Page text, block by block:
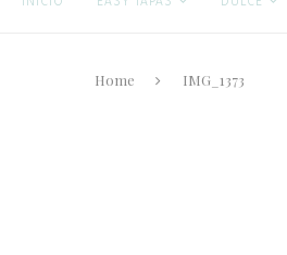
Home IMG_1373